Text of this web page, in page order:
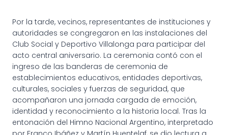
Por la tarde, vecinos, representantes de instituciones y
autoridades se congregaron en las instalaciones del
Club Social y Deportivo Villalonga para participar del
acto central aniversario. La ceremonia contó con el
ingreso de las banderas de ceremonia de
establecimientos educativos, entidades deportivas,
culturales, sociales y fuerzas de seguridad, que
acompañaron una jornada cargada de emoción,
identidad y reconocimiento a la historia local. Tras la
entonación del Himno Nacional Argentino, interpretado